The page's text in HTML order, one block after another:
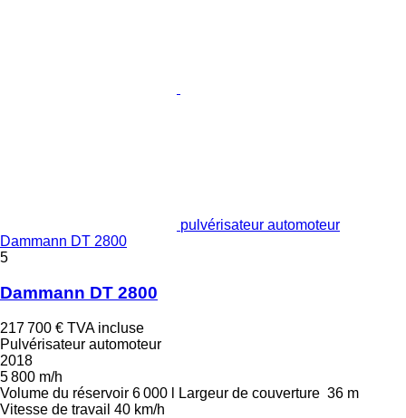
pulvérisateur automoteur
Dammann DT 2800
5
Dammann DT 2800
217 700 € TVA incluse
Pulvérisateur automoteur
2018
5 800 m/h
Volume du réservoir 6 000 l Largeur de couverture 36 m
Vitesse de travail 40 km/h